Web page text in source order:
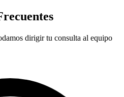
dirigir tu consulta al equipo